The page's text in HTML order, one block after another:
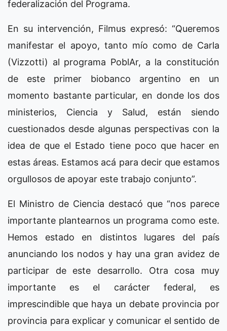
federalización del Programa.
En su intervención, Filmus expresó: “Queremos
manifestar el apoyo, tanto mío como de Carla
(Vizzotti) al programa PoblAr, a la constitución
de este primer biobanco argentino en un
momento bastante particular, en donde los dos
ministerios, Ciencia y Salud, están siendo
cuestionados desde algunas perspectivas con la
idea de que el Estado tiene poco que hacer en
estas áreas. Estamos acá para decir que estamos
orgullosos de apoyar este trabajo conjunto”.
El Ministro de Ciencia destacó que “nos parece
importante plantearnos un programa como este.
Hemos estado en distintos lugares del país
anunciando los nodos y hay una gran avidez de
participar de este desarrollo. Otra cosa muy
importante es el carácter federal, es
imprescindible que haya un debate provincia por
provincia para explicar y comunicar el sentido de